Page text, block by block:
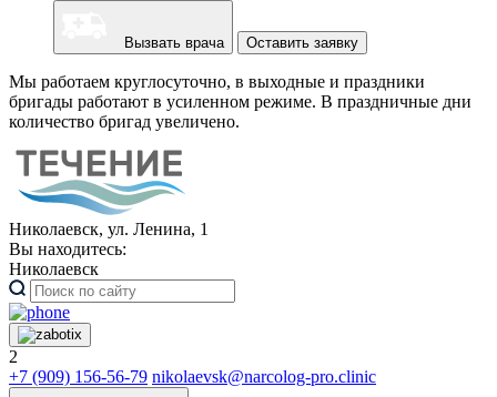
Вызвать врача Оставить заявку
Мы работаем круглосуточно, в выходные и праздники
бригады работают в усиленном режиме. В праздничные дни
количество бригад увеличено.
Николаевск, ул. Ленина, 1
Вы находитесь:
Николаевск
2
+7 (909) 156-56-79 nikolaevsk@narcolog-pro.clinic